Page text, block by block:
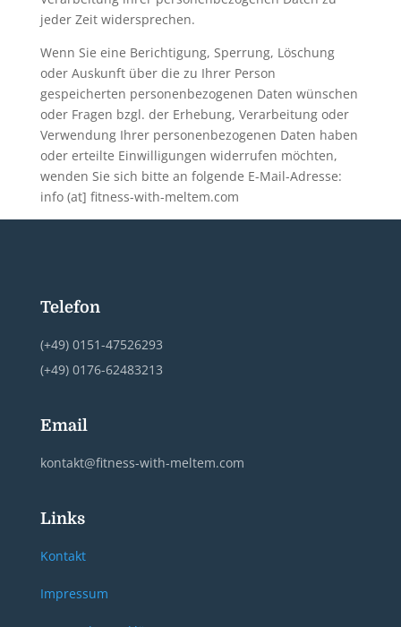
jeder Zeit widersprechen.
Wenn Sie eine Berichtigung, Sperrung, Löschung
oder Auskunft über die zu Ihrer Person
gespeicherten personenbezogenen Daten wünschen
oder Fragen bzgl. der Erhebung, Verarbeitung oder
Verwendung Ihrer personenbezogenen Daten haben
oder erteilte Einwilligungen widerrufen möchten,
wenden Sie sich bitte an folgende E-Mail-Adresse:
info (at] fitness-with-meltem.com
Telefon
(+49) 0151-47526293
(+49) 0176-62483213
Email
kontakt@fitness-with-meltem.com
Links
Kontakt
Impressum